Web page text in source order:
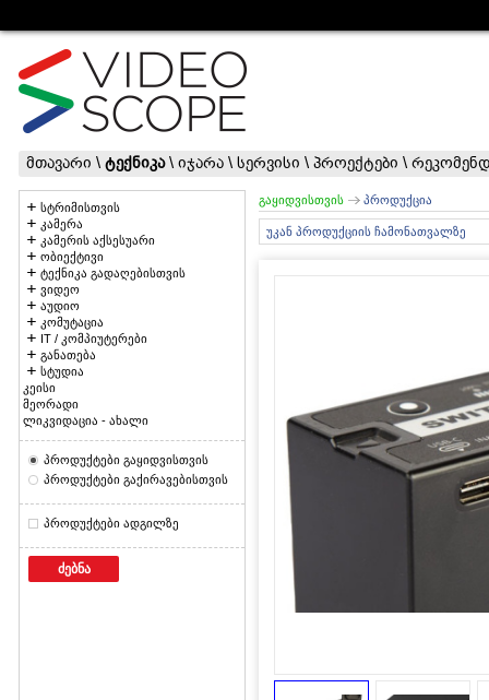
მთავარი \ ტექნიკა\ იჯარა \ სერვისი \ პროექტები \
სტრიმისთვის
კამერა
კამერის აქსესუარი
ობიექტივი
ტექნიკა გადაღებისთვის
ვიდეო
აუდიო
კომუტაცია
IT / კომპიუტერები
განათება
სტუდია
კეისი
მეორადი
ლიკვიდაცია - ახალი
პროდუქტები გაყიდვისთვის
პროდუქტები გაქირავებისთვის
პროდუქტები ადგილზე
ძებნა
გაყიდვისთვის პროდუქცია
უკან პროდუქციის ჩამონათვალზე